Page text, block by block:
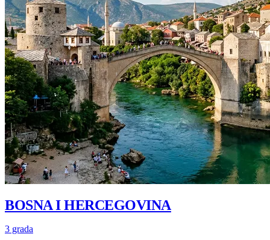
BOSNA I HERCEGOVINA
3 grada